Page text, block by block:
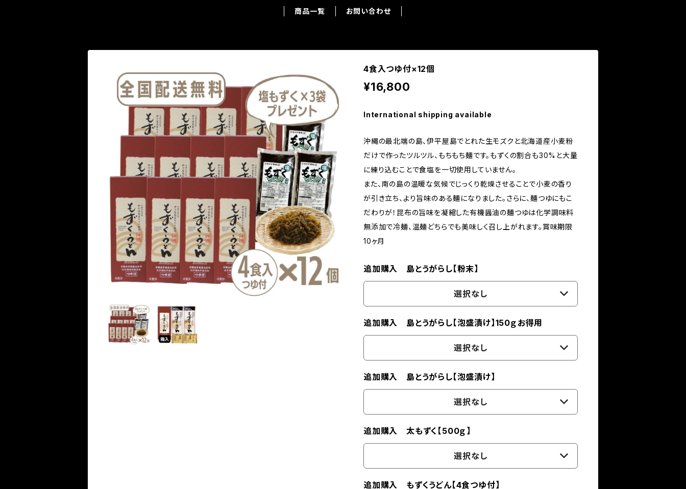
商品一覧 お問い合わせ
4食入つゆ付×12個
¥16,800
International shipping available
沖縄の最北端の島、伊平屋島でとれた生モズクと北海道産小麦粉
だけで作ったツルツル、もちもち麺です。もずくの割合も30%と大量
に練り込むことで食塩を一切使用していません。
また、南の島の温暖な気候でじっくり乾燥させることで小麦の香り
が引き立ち、より旨味のある麺になりました。さらに、麺つゆにもこ
だわりが！昆布の旨味を凝縮した有機醤油の麺つゆは化学調味料
無添加で冷麺、温麺どちらでも美味しく召し上がれます。賞味期限
10ヶ月
追加購入 島とうがらし【粉末】
選択なし
追加購入 島とうがらし【泡盛漬け】150ｇお得用
選択なし
追加購入 島とうがらし【泡盛漬け】
選択なし
追加購入 太もずく【500ｇ】
選択なし
追加購入 もずくうどん【4食つゆ付】